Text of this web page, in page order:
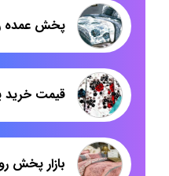
قیمت خرید
بازار پخش